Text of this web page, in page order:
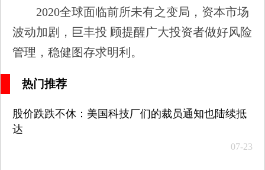
2020全球面临前所未有之变局，资本市场
波动加剧，巨丰投 顾提醒广大投资者做好风险
管理，稳健图存求明利。
热门推荐
股价跌跌不休：美国科技厂们的裁员通知也陆续抵
达
07-23